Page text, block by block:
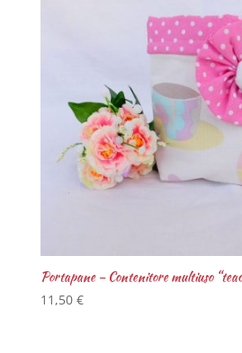
Portapane – Contenitore multiuso
11,50 €